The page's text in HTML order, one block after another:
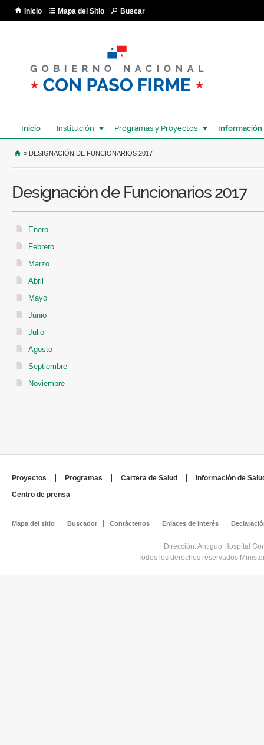
Inicio Mapa del Sitio Buscar
Inicio Institución Programas y Proyectos Información
USTED SE ENCUENTRA AQUÍ
» DESIGNACIÓN DE FUNCIONARIOS 2017
Designación de Funcionarios 2017
Enero
Febrero
Marzo
Abril
Mayo
Junio
Julio
Agosto
Septiembre
Noviembre
Proyectos Programas Cartera de Salud
Información de
Centro de prensa
Mapa del sitio Buscador Contáctenos Enlaces de interés
Dirección: Antiguo Hospital
Todos los derechos reservados